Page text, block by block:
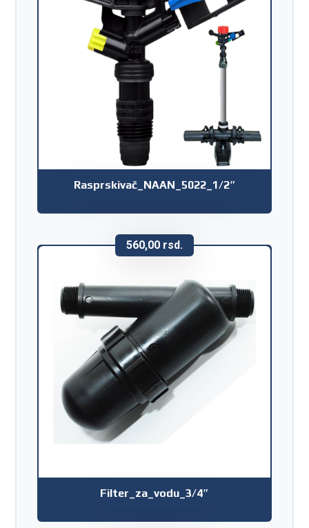
Rasprskivač_NAAN_5022_1/2″
Filter_za_vodu_3/4″
560,00 rsd.